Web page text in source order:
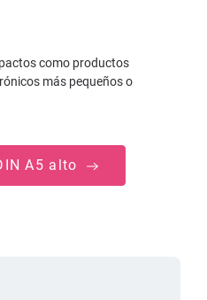
como productos
más pequeños o
A5 alto